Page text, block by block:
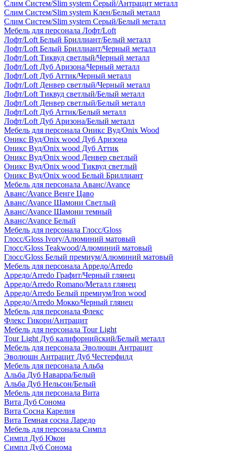
Слим Систем/Slim system Серый/Антрацит металл
Слим Систем/Slim system Клен/Белый металл
Слим Систем/Slim system Серый/Белый металл
Мебель для персонала Лофт/Loft
Лофт/Loft Белый Бриллиант/Белый металл
Лофт/Loft Белый Бриллиант/Черный металл
Лофт/Loft Тиквуд светлый/Черный металл
Лофт/Loft Дуб Аризона/Черный металл
Лофт/Loft Дуб Аттик/Черный металл
Лофт/Loft Денвер светлый/Черный металл
Лофт/Loft Тиквуд светлый/Белый металл
Лофт/Loft Денвер светлый/Белый металл
Лофт/Loft Дуб Аттик/Белый металл
Лофт/Loft Дуб Аризона/Белый металл
Мебель для персонала Оникс Вуд/Onix Wood
Оникс Вуд/Onix wood Дуб Аризона
Оникс Вуд/Onix wood Дуб Аттик
Оникс Вуд/Onix wood Денвер светлый
Оникс Вуд/Onix wood Тиквуд светлый
Оникс Вуд/Onix wood Белый Бриллиант
Мебель для персонала Аванс/Avance
Аванс/Avance Венге Цаво
Аванс/Avance Шамони Светлый
Аванс/Avance Шамони темный
Аванс/Avance Белый
Мебель для персонала Глосс/Gloss
Глосс/Gloss Ivory/Алюминий матовый
Глосс/Gloss Teakwood/Алюминий матовый
Глосс/Gloss Белый премиум/Алюминий матовый
Мебель для персонала Арредо/Arredo
Арредо/Arredo Графит/Черный глянец
Арредо/Arredo Romano/Металл глянец
Арредо/Arredo Белый премиум/Iron wood
Арредо/Arredo Мокко/Черный глянец
Мебель для персонала Флекс
Флекс Гикори/Антрацит
Мебель для персонала Tour Light
Tour Light Дуб калифорнийский/Белый металл
Мебель для персонала Эволюшн Антрацит
Эволюшн Антрацит Дуб Честерфилд
Мебель для персонала Альба
Альба Дуб Наварра/Белый
Альба Дуб Нельсон/Белый
Мебель для персонала Вита
Вита Дуб Сонома
Вита Сосна Карелия
Вита Темная сосна Ларедо
Мебель для персонала Симпл
Симпл Дуб Юкон
Симпл Дуб Сонома